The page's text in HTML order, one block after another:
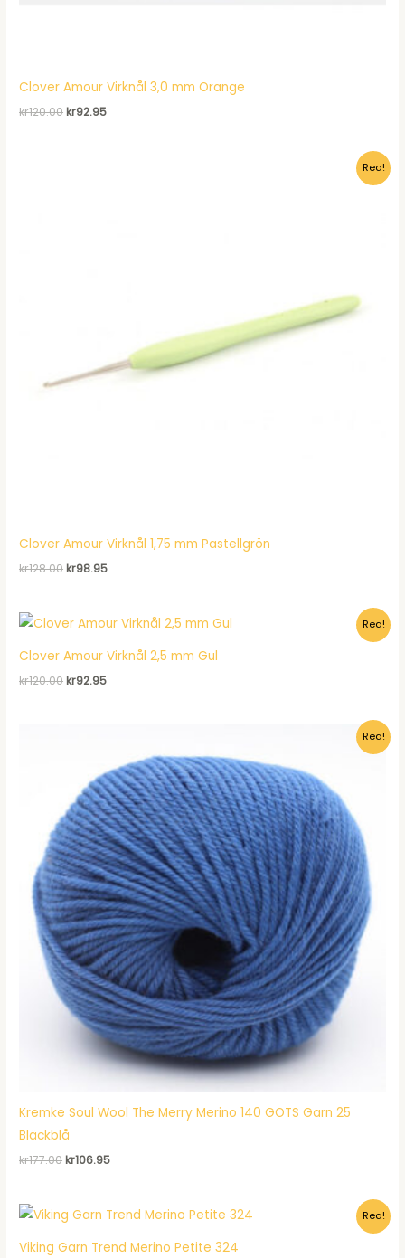
Clover Amour Virknål 3,0 mm Orange
kr120.00Det
kr92.95Det
Rea!
Clover Amour Virknål 1,75 mm Pastellgrön
kr128.00Det
kr128.00.
kr98.95Det
kr98.95.
Rea!
Clover Amour Virknål 2,5 mm Gul
kr120.00Det
kr92.95Det
Rea!
Kremke Soul Wool The Merry Merino 140 GOTS Garn 25
Bläckblå
kr177.00Det
kr177.00.
kr106.95Det
kr106.95.
Rea!
Viking Garn Trend Merino Petite 324